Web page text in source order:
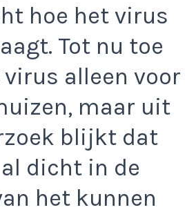
hoe het virus
Tot nu toe
alleen voor
maar uit
blijkt dat
dicht in de
het kunnen